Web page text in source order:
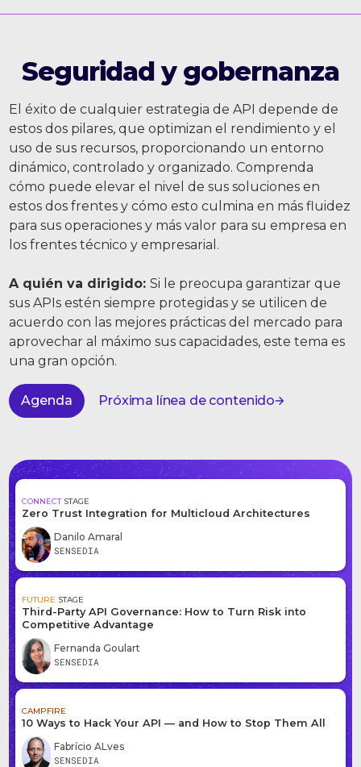
Seguridad y gobernanza
El éxito de cualquier estrategia de API depende de
estos dos pilares, que optimizan el rendimiento y el
uso de sus recursos, proporcionando un entorno
dinámico, controlado y organizado. Comprenda
cómo puede elevar el nivel de sus soluciones en
estos dos frentes y cómo esto culmina en más fluidez
para sus operaciones y más valor para su empresa en
los frentes técnico y empresarial.
A quién va dirigido:Si le preocupa garantizar que
sus APIs estén siempre protegidas y se utilicen de
acuerdo con las mejores prácticas del mercado para
aprovechar al máximo sus capacidades, este tema es
una gran opción.
Agenda Próxima línea de contenido
CONNECTSTAGE
Zero Trust Integration for Multicloud Architectures
Danilo Amaral
SENSEDIA
FUTURE STAGE
Third-Party API Governance: How to Turn Risk into
Competitive Advantage
Fernanda Goulart
SENSEDIA
CAMPFIRE
10 Ways to Hack Your API — and How to Stop Them All
Fabrício ALves
SENSEDIA